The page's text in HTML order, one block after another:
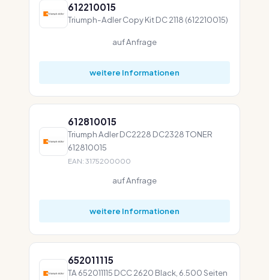
612210015
Triumph-Adler Copy Kit DC 2118 (612210015)
auf Anfrage
weitere Informationen
612810015
Triumph Adler DC2228 DC2328 TONER
612810015
EAN: 3175200000
auf Anfrage
weitere Informationen
652011115
TA 652011115 DCC 2620 Black, 6.500 Seiten